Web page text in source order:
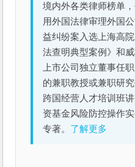
境内外各类律师榜单
用外国法律审理外国
益纠纷案入选上海高
法查明典型案例》和
上市公司独立董事任
的兼职教授或兼职研
跨国经营人才培训班
资基金风险防控操作
专著。 了解更多